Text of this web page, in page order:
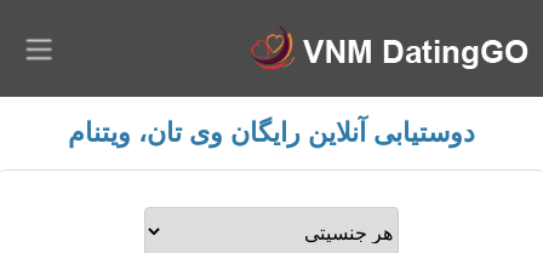
دوستیابی آنلاین رایگان وی تان، ویتنام